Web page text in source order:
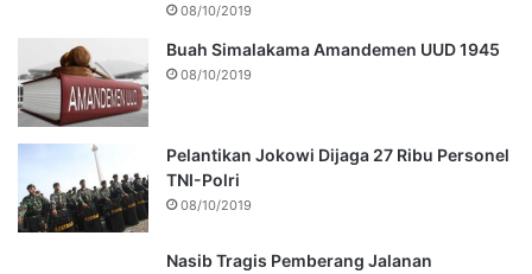
08/10/2019
Buah Simalakama Amandemen UUD 1945
08/10/2019
Pelantikan Jokowi Dijaga 27 Ribu Personel
TNI-Polri
08/10/2019
Nasib Tragis Pemberang Jalanan